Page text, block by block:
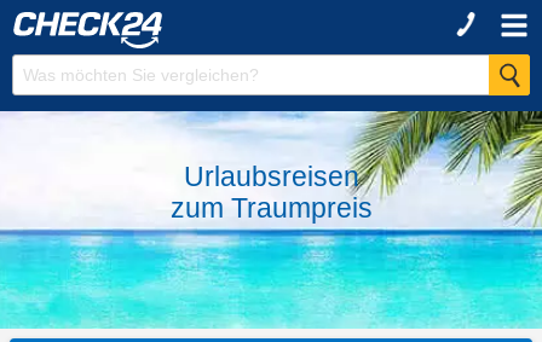
Urlaubsreisen
zum Traumpreis